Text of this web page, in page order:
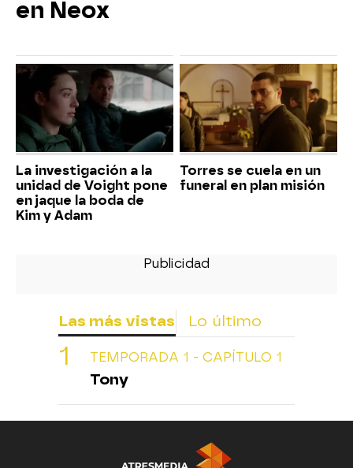
en Neox
La investigación a la
unidad de Voight pone
en jaque la boda de
Kim y Adam
Torres se cuela en un
funeral en plan misión
Las más vistas Lo último
TEMPORADA 1 - CAPÍTULO 1
Tony